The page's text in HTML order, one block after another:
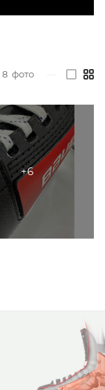
8 фото